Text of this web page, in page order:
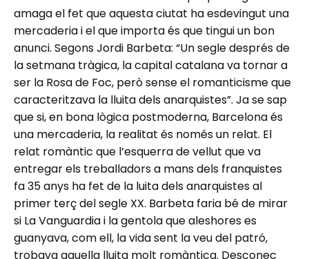
amaga el fet que aquesta ciutat ha esdevingut una
mercaderia i el que importa és que tingui un bon
anunci. Segons Jordi Barbeta: “Un segle després de
la setmana tràgica, la capital catalana va tornar a
ser la Rosa de Foc, però sense el romanticisme que
caracteritzava la lluita dels anarquistes”. Ja se sap
que si, en bona lògica postmoderna, Barcelona és
una mercaderia, la realitat és només un relat. El
relat romàntic que l’esquerra de vellut que va
entregar els treballadors a mans dels franquistes
fa 35 anys ha fet de la luita dels anarquistes al
primer terç del segle XX. Barbeta faria bé de mirar
si La Vanguardia i la gentola que aleshores es
guanyava, com ell, la vida sent la veu del patró,
trobava aquella lluita molt romàntica. Desconec